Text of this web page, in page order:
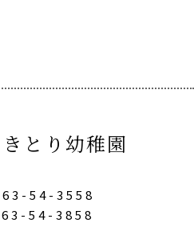
とり幼稚園
54-3558
54-3858